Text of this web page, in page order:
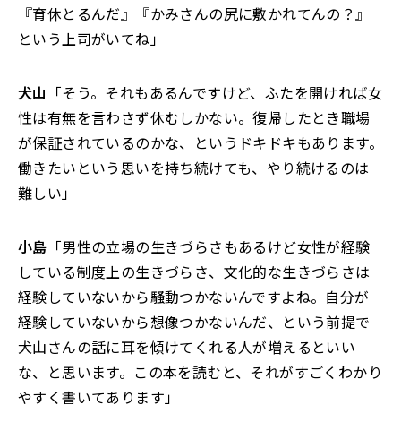
『育休とるんだ』『かみさんの尻に敷かれてんの？』
という上司がいてね」
犬山 「そう。それもあるんですけど、ふたを開ければ女
性は有無を言わさず休むしかない。復帰したとき職場
が保証されているのかな、というドキドキもあります。
働きたいという思いを持ち続けても、やり続けるのは
難しい」
小島 「男性の立場の生きづらさもあるけど女性が経験
している制度上の生きづらさ、文化的な生きづらさは
経験していないから騒動つかないんですよね。自分が
経験していないから想像つかないんだ、という前提で
犬山さんの話に耳を傾けてくれる人が増えるといい
な、と思います。この本を読むと、それがすごくわかり
やすく書いてあります」